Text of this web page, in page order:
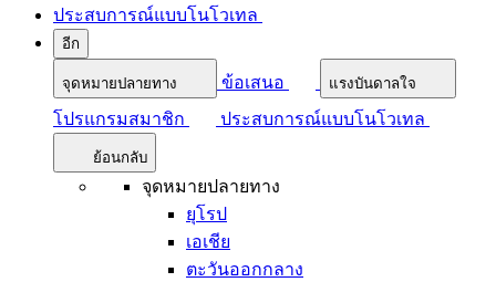
ประสบการณ์แบบโนโวเทล
อีก
จุดหมายปลายทาง ข้อเสนอ แรงบันดาลใจ
โปรแกรมสมาชิก ประสบการณ์แบบโนโวเทล
ย้อนกลับ
จุดหมายปลายทาง
ยุโรป
เอเชีย
ตะวันออกกลาง